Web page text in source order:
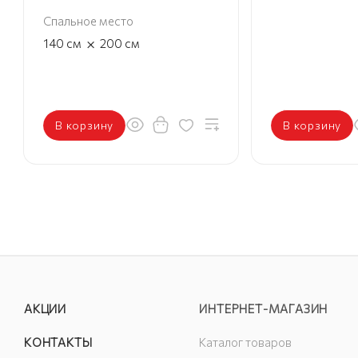
Спальное место
140 см × 200 см
В корзину В корзину
АКЦИИ
КОНТАКТЫ
ИНТЕРНЕТ-МАГАЗИН
Каталог товаров